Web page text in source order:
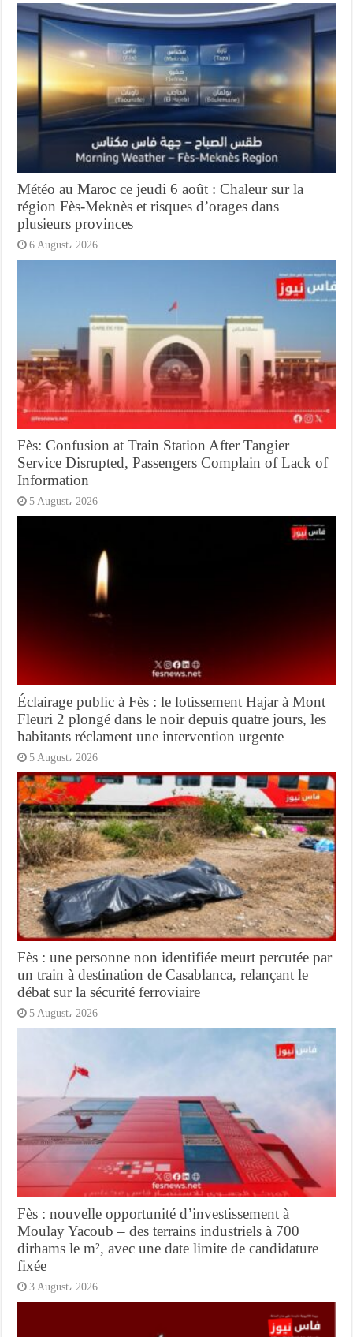
Météo au Maroc ce jeudi 6 août : Chaleur sur la
région Fès-Meknès et risques d’orages dans
plusieurs provinces
6 August، 2026
Fès: Confusion at Train Station After Tangier
Service Disrupted, Passengers Complain of Lack of
Information
5 August، 2026
Éclairage public à Fès : le lotissement Hajar à Mont
Fleuri 2 plongé dans le noir depuis quatre jours, les
habitants réclament une intervention urgente
5 August، 2026
Fès : une personne non identifiée meurt percutée par
un train à destination de Casablanca, relançant le
débat sur la sécurité ferroviaire
5 August، 2026
Fès : nouvelle opportunité d’investissement à
Moulay Yacoub – des terrains industriels à 700
dirhams le m², avec une date limite de candidature
fixée
3 August، 2026